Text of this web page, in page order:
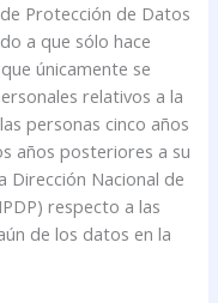
Protección de Datos
a que sólo hace
únicamente se
relativos a la
personas cinco años
años posteriores a su
Dirección Nacional de
respecto a las
de los datos en la